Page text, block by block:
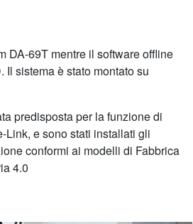
DA-69T mentre il software offline
Il sistema è stato montato su
predisposta per la funzione di
Link, e sono stati installati gli
conformi ai modelli di Fabbrica
4.0